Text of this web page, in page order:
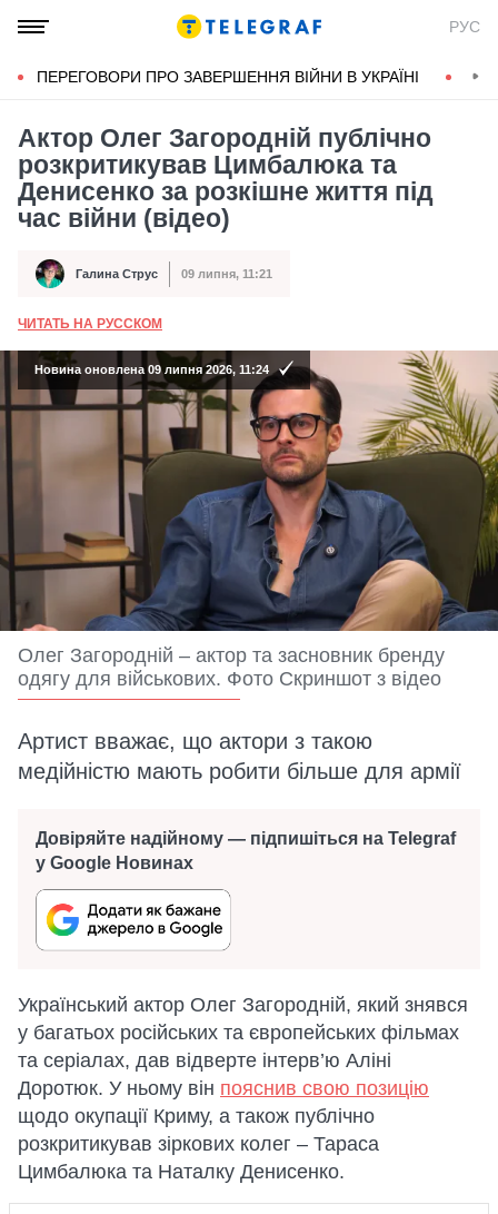
РУС
ПЕРЕГОВОРИ ПРО ЗАВЕРШЕННЯ ВІЙНИ В УКРАЇНІ
Актор Олег Загородній публічно
розкритикував Цимбалюка та
Денисенко за розкішне життя під
час війни (відео)
Автор Галина Струс
Дата публікації 09 липня, 11:21
ЧИТАТЬ НА РУССКОМ
Новина оновлена 09 липня 2026, 11:24
Олег Загородній – актор та засновник бренду
одягу для військових. Фото Скриншот з відео
Артист вважає, що актори з такою
медійністю мають робити більше для армії
Довіряйте надійному — підпишіться на Telegraf
у Google Новинах
Український актор Олег Загородній, який знявся
у багатьох російських та європейських фільмах
та серіалах, дав відверте інтерв’ю Аліні
Доротюк. У ньому він пояснив свою позицію
щодо окупації Криму, а також публічно
розкритикував зіркових колег – Тараса
Цимбалюка та Наталку Денисенко.